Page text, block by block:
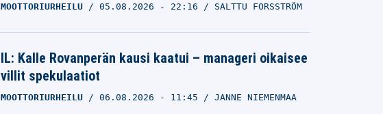
MOOTTORIURHEILU 05.08.2026 - 22:16 SALTTU FORSSTRÖM
IL: Kalle Rovanperän kausi kaatui – manageri oikaisee
villit spekulaatiot
MOOTTORIURHEILU 06.08.2026 - 11:45 JANNE NIEMENMAA